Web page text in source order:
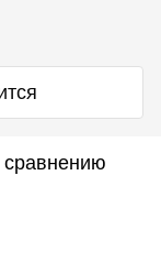
сравнению